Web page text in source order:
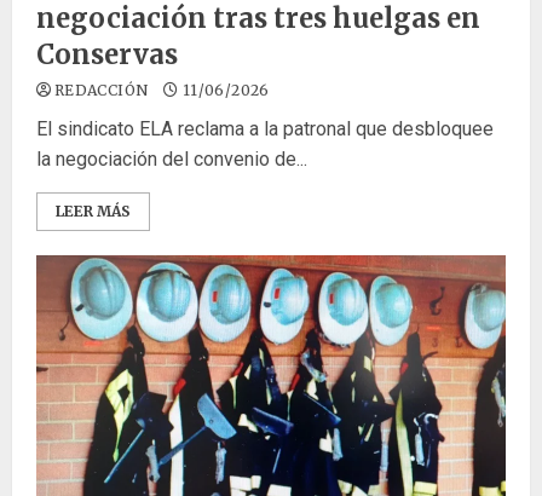
negociación tras tres huelgas en
Conservas
REDACCIÓN 11/06/2026
El sindicato ELA reclama a la patronal que desbloquee
la negociación del convenio de...
LEER MÁS